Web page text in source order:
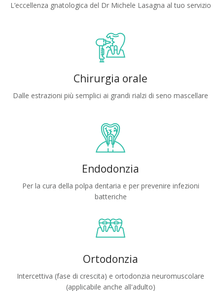
L’eccellenza gnatologica del Dr Michele Lasagna al tuo servizio
Chirurgia orale
Dalle estrazioni più semplici ai grandi rialzi di seno mascellare
Endodonzia
Per la cura della polpa dentaria e per prevenire infezioni
batteriche
Ortodonzia
Intercettiva (fase di crescita) e ortodonzia neuromuscolare
(applicabile anche all'adulto)